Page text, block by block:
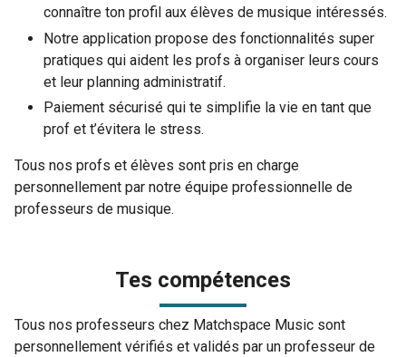
connaître ton profil aux élèves de musique intéressés.
Notre application propose des fonctionnalités super
pratiques qui aident les profs à organiser leurs cours
et leur planning administratif.
Paiement sécurisé qui te simplifie la vie en tant que
prof et t’évitera le stress.
Tous nos profs et élèves sont pris en charge
personnellement par notre équipe professionnelle de
professeurs de musique.
Tes compétences
Tous nos professeurs chez Matchspace Music sont
personnellement vérifiés et validés par un professeur de